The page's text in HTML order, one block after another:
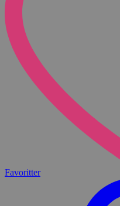
Favoritter